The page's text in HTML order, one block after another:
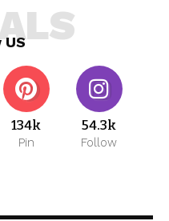
US
134k
Pin
54.3k
Follow